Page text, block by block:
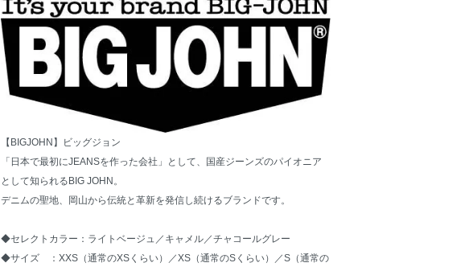
【BIGJOHN】ビッグジョン
「日本で最初にJEANSを作った会社」として、国産ジーンズのパイオニア
として知られるBIG JOHN。
デニムの聖地、岡山から伝統と革新を発信し続けるブランドです。
◆セレクトカラー：ライトベージュ／キャメル／チャコールグレー
◆サイズ ：XXS（通常のXSくらい）／XS（通常のSくらい）／S（通常の